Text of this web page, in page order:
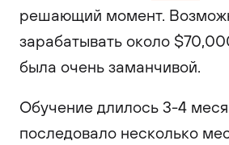
решающий момент.
зарабатывать около
была очень заманчивой.
Обучение длилось 3-4
последовало несколько